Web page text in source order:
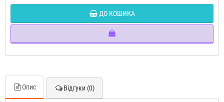
ДО КОШИКА
Опис Відгуки (0)